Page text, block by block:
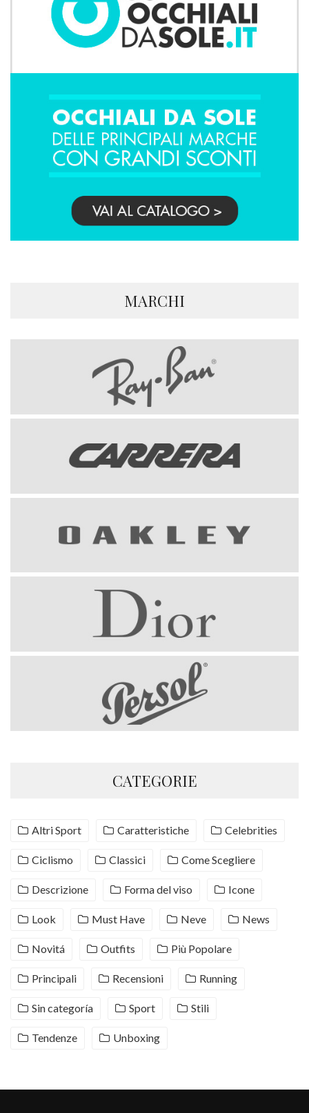
MARCHI
CATEGORIE
Altri Sport Caratteristiche Celebrities
Ciclismo Classici Come Scegliere
Descrizione Forma del viso Icone
Look Must Have Neve News
Novitá Outfits Più Popolare
Principali Recensioni Running
Sin categoría Sport Stili
Tendenze Unboxing